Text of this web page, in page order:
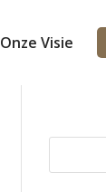
Onze Visie